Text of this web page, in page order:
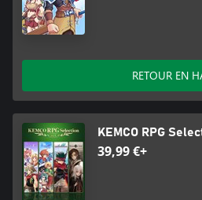
RETOUR EN
KEMCO RPG
39,99 €+